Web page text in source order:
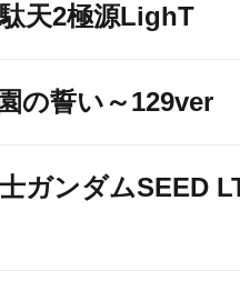
天2極源LighT
の誓い～129ver
ガンダムSEED